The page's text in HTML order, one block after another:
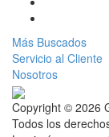
Más Buscados
Servicio al Cliente
Nosotros
Copyright © 2026
Todos los